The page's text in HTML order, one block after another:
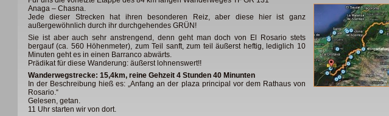
Anaga – Chasna.
Jede dieser Strecken hat ihren besonderen Reiz, aber diese hier ist ganz
außergewöhnlich durch ihr durchgehendes GRÜN!
Sie ist aber auch sehr anstrengend, denn geht man doch von El Rosario stets
bergauf (ca. 560 Höhenmeter), zum Teil sanft, zum teil äußerst heftig, lediglich 10
Minuten geht es in einen Barranco abwärts.
Prädikat für diese Wanderung: äußerst lohnenswert!!
Wanderwegstrecke: 15,4km, reine Gehzeit 4 Stunden 40 Minunten
In der Beschreibung hieß es: „Anfang an der plaza principal vor dem Rathaus von
Rosario.“
Gelesen, getan.
11 Uhr starten wir von dort.